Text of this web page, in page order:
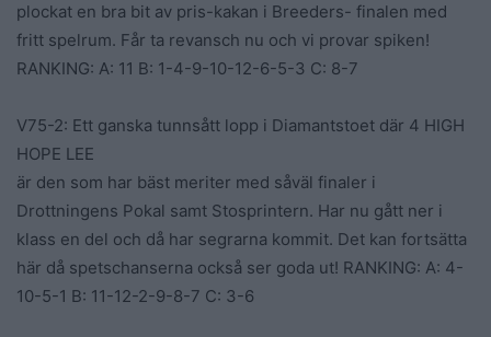
plockat en bra bit av pris-kakan i Breeders- finalen med
fritt spelrum. Får ta revansch nu och vi provar spiken!
RANKING: A: 11 B: 1-4-9-10-12-6-5-3 C: 8-7
V75-2: Ett ganska tunnsått lopp i Diamantstoet där 4 HIGH
HOPE LEE
är den som har bäst meriter med såväl finaler i
Drottningens Pokal samt Stosprintern. Har nu gått ner i
klass en del och då har segrarna kommit. Det kan fortsätta
här då spetschanserna också ser goda ut! RANKING: A: 4-
10-5-1 B: 11-12-2-9-8-7 C: 3-6